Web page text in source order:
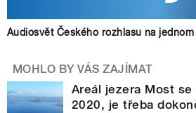
Audiosvět Českého rozhlasu na
MOHLO BY VÁS ZAJÍMAT
Areál jezera Most
2020, je třeba